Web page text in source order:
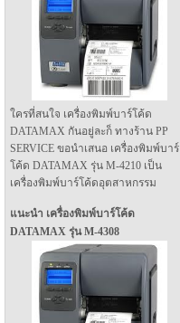
ใครที่สนใจ เครื่องพิมพ์บาร์โค้ด
DATAMAX กันอยู่ละก็ ทางร้าน PP
SERVICE ขอนำเสนอ เครื่องพิมพ์บาร์
โค้ด DATAMAX รุ่น M-4210 เป็น
เครื่องพิมพ์บาร์โค้ดอุตสาหกรรม
แนะนำ เครื่องพิมพ์บาร์โค้ด
DATAMAX รุ่น M-4308